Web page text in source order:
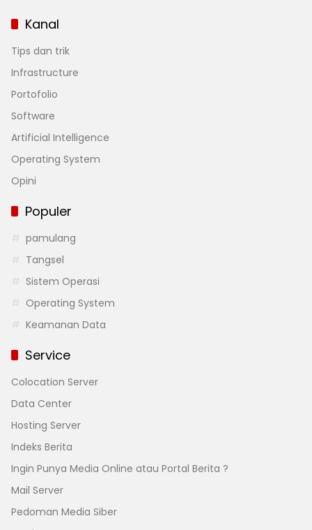
Kanal
Tips dan trik
Infrastructure
Portofolio
Software
Artificial Intelligence
Operating System
Opini
Populer
pamulang
Tangsel
Sistem Operasi
Operating System
Keamanan Data
Service
Colocation Server
Data Center
Hosting Server
Indeks Berita
Ingin Punya Media Online atau Portal Berita ?
Mail Server
Pedoman Media Siber